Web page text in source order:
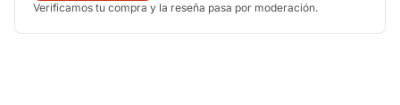
Verificamos tu compra y la reseña pasa por moderación.